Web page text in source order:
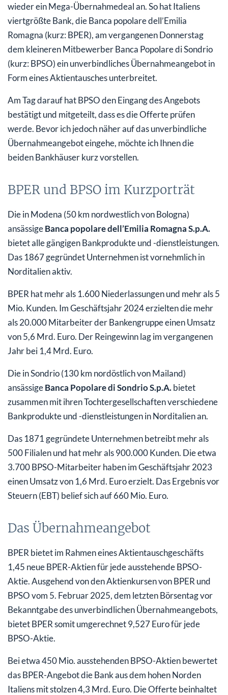
Zahlreiche Übernahmeangebote unter Italiens Banken
So soll es weitergehen
wieder ein Mega-Übernahmedeal an. So hat Italiens
viertgrößte Bank, die Banca popolare dell’Emilia
Romagna (kurz: BPER), am vergangenen Donnerstag
dem kleineren Mitbewerber Banca Popolare di Sondrio
(kurz: BPSO) ein unverbindliches Übernahmeangebot in
Form eines Aktientausches unterbreitet.
Am Tag darauf hat BPSO den Eingang des Angebots
bestätigt und mitgeteilt, dass es die Offerte prüfen
werde. Bevor ich jedoch näher auf das unverbindliche
Übernahmeangebot eingehe, möchte ich Ihnen die
beiden Bankhäuser kurz vorstellen.
BPER und BPSO im Kurzporträt
Die in Modena (50 km nordwestlich von Bologna)
ansässigeBanca popolare dell’Emilia Romagna S.p.A.
bietet alle gängigen Bankprodukte und -dienstleistungen.
Das 1867 gegründet Unternehmen ist vornehmlich in
Norditalien aktiv.
BPER hat mehr als 1.600 Niederlassungen und mehr als 5
Mio. Kunden. Im Geschäftsjahr 2024 erzielten die mehr
als 20.000 Mitarbeiter der Bankengruppe einen Umsatz
von 5,6 Mrd. Euro. Der Reingewinn lag im vergangenen
Jahr bei 1,4 Mrd. Euro.
Die in Sondrio (130 km nordöstlich von Mailand)
ansässigeBanca Popolare di Sondrio S.p.A.bietet
zusammen mit ihren Tochtergesellschaften verschiedene
Bankprodukte und -dienstleistungen in Norditalien an.
Das 1871 gegründete Unternehmen betreibt mehr als
500 Filialen und hat mehr als 900.000 Kunden. Die etwa
3.700 BPSO-Mitarbeiter haben im Geschäftsjahr 2023
einen Umsatz von 1,6 Mrd. Euro erzielt. Das Ergebnis vor
Steuern (EBT) belief sich auf 660 Mio. Euro.
Das Übernahmeangebot
BPER bietet im Rahmen eines Aktientauschgeschäfts
1,45 neue BPER-Aktien für jede ausstehende BPSO-
Aktie. Ausgehend von den Aktienkursen von BPER und
BPSO vom 5. Februar 2025, dem letzten Börsentag vor
Bekanntgabe des unverbindlichen Übernahmeangebots,
bietet BPER somit umgerechnet 9,527 Euro für jede
BPSO-Aktie.
Bei etwa 450 Mio. ausstehenden BPSO-Aktien bewertet
das BPER-Angebot die Bank aus dem hohen Norden
Italiens mit stolzen 4,3 Mrd. Euro. Die Offerte beinhaltet